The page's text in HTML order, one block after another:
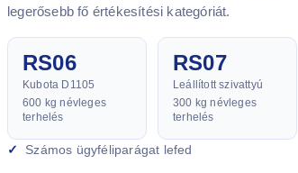
legerősebb fő értékesítési kategóriát.
RS06
Kubota D1105
600 kg névleges
terhelés
RS07
Leállított szivattyú
300 kg névleges
terhelés
Számos ügyféliparágat lefed